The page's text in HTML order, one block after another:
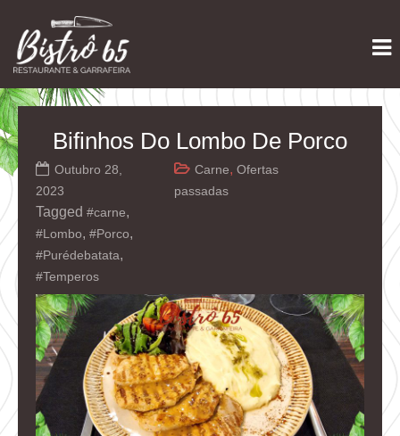
content
Bistrô 65
Restaurante e Garrafeira
Bifinhos Do Lombo De Porco
Outubro 28,
2023
Carne, Ofertas
passadas
Tagged #carne,
#Lombo, #Porco,
#Purédebatata,
#Temperos